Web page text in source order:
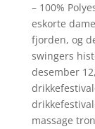
– 100%
eskorte
fjorden, og
swingers
desember
massage